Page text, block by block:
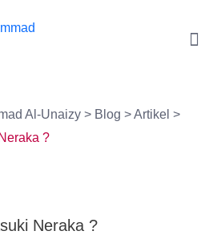
Al-Unaizy > Blog >Artikel >
?
Neraka ?